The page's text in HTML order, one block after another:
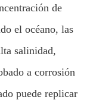
de
el océano, las
salinidad,
a corrosión
puede replicar